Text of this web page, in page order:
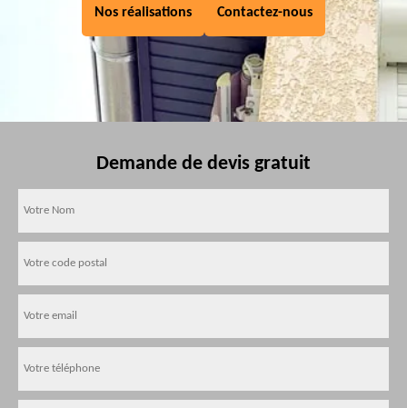
Nos réalisations Contactez-nous
Demande de devis gratuit